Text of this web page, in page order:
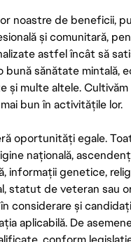
noastre de beneficii,
și comunitară,
astfel încât să
sănătate mintală,
multe altele.
bun în activitățile lor.
oportunități egale.
națională,
informații genetice,
statut de veteran sau
considerare și
aplicabilă. De